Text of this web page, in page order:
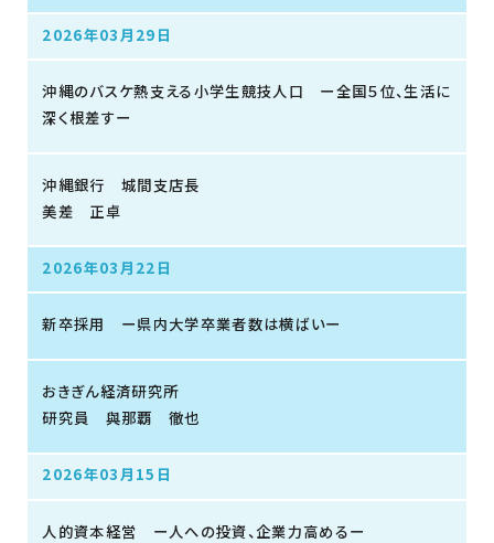
2026年03月29日
沖縄のバスケ熱支える小学生競技人口 ー全国５位、生活に
深く根差すー
沖縄銀行 城間支店長
美差 正卓
2026年03月22日
新卒採用 ー県内大学卒業者数は横ばいー
おきぎん経済研究所
研究員 與那覇 徹也
2026年03月15日
人的資本経営 ー人への投資、企業力高めるー